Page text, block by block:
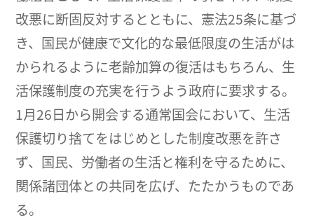
改悪に断固反対するとともに、憲法25条に基づ
き、国民が健康で文化的な最低限度の生活がは
かられるように老齢加算の復活はもちろん、生
活保護制度の充実を行うよう政府に要求する。
1月26日から開会する通常国会において、生活
保護切り捨てをはじめとした制度改悪を許さ
ず、国民、労働者の生活と権利を守るために、
関係諸団体との共同を広げ、たたかうものであ
る。